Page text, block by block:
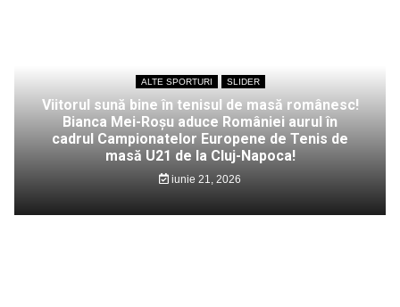
ALTE SPORTURI SLIDER
Viitorul sună bine în tenisul de masă românesc!
Bianca Mei-Roșu aduce României aurul în
cadrul Campionatelor Europene de Tenis de
masă U21 de la Cluj-Napoca!
iunie 21, 2026